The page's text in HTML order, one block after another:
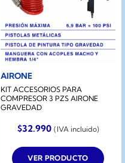
AIRONE
KIT ACCESORIOS PARA
COMPRESOR 3 PZS AIRONE
GRAVEDAD
$32.990 (IVA incluido)
VER PRODUCTO